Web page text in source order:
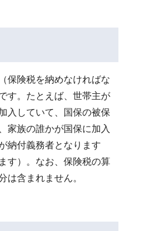
保険税を納めなければな
す。たとえば、世帯主が
入していて、国保の被保
家族の誰かが国保に加入
納付義務者となります
す）。なお、保険税の算
は含まれません。